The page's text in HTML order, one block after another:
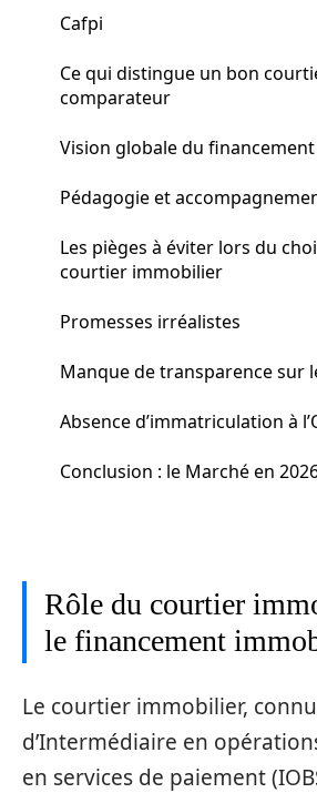
Cafpi
Ce qui distingue un bon
comparateur
Vision globale du financement
Pédagogie et
Les pièges à éviter lors du
courtier immobilier
Promesses irréalistes
Manque de transparence sur
Absence d’immatriculation à
Conclusion : le Marché en
Rôle du courtier
le financement
Le courtier immobilier,
d’Intermédiaire en
en services de paiement